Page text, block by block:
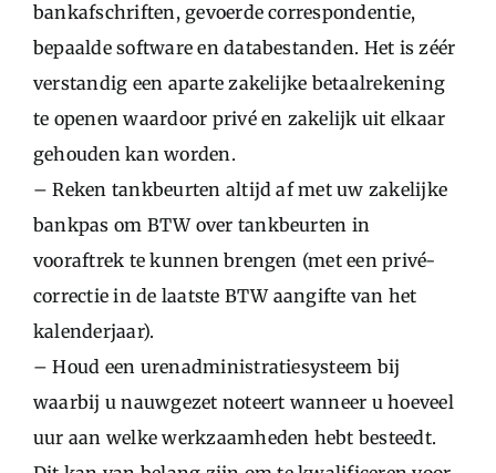
bankafschriften, gevoerde correspondentie,
bepaalde software en databestanden. Het is zéér
verstandig een aparte zakelijke betaalrekening
te openen waardoor privé en zakelijk uit elkaar
gehouden kan worden.
– Reken tankbeurten altijd af met uw zakelijke
bankpas om BTW over tankbeurten in
vooraftrek te kunnen brengen (met een privé-
correctie in de laatste BTW aangifte van het
kalenderjaar).
– Houd een urenadministratiesysteem bij
waarbij u nauwgezet noteert wanneer u hoeveel
uur aan welke werkzaamheden hebt besteedt.